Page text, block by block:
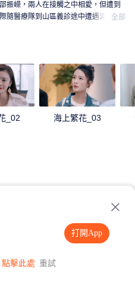
打開App
點擊此處 重試
開App
振嶸，兩人在接觸之中相愛，但遭到
隨醫療隊到山區義診途中遭遇泥石流
繁祿的不滿，她用各種理由在工作上
地，聯合宇天對手想方設法陷害雷宇
戳穿林向遠的陰謀。在杜曉蘇的幫助
遠的陰謀一一化解，在這個過程中，
偏見。
全部
_02 海上繁花_03